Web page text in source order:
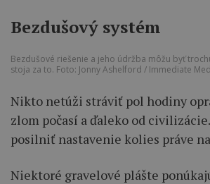
Bezdušový systém
Bezdušové riešenie a jeho údržba môžu byť
stoja za to. Foto: Jonny Ashelford / Immediate
Nikto netúži stráviť pol hodiny
zlom počasí a ďaleko od
posilniť nastavenie kolies práve
Niektoré gravelové plášte